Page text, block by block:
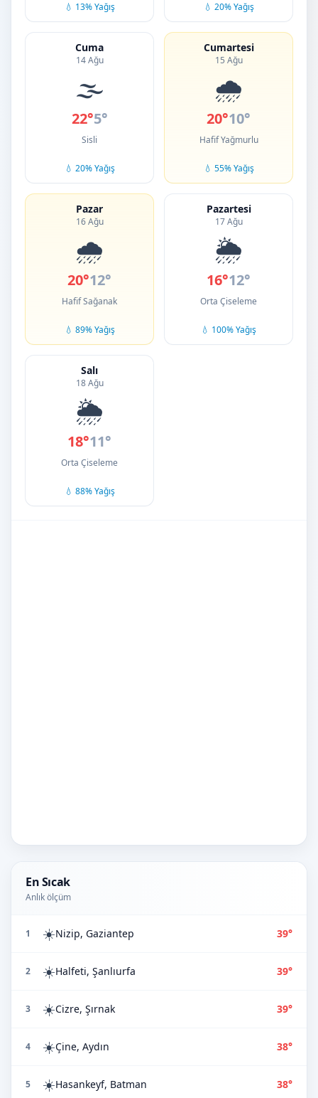
💧 13% Yağış 💧 20% Yağış
Cuma
14 Ağu
🌫️
22°5°
Sisli
💧 20% Yağış
Cumartesi
15 Ağu
🌧️
20°10°
Hafif Yağmurlu
💧 55% Yağış
Pazar
16 Ağu
🌧️
20°12°
Hafif Sağanak
💧 89% Yağış
Pazartesi
17 Ağu
🌦️
16°12°
Orta Çiseleme
💧 100% Yağış
Salı
18 Ağu
🌦️
18°11°
Orta Çiseleme
💧 88% Yağış
En Sıcak
Anlık ölçüm
1 ☀️Nizip, Gaziantep 39°
2 ☀️Halfeti, Şanlıurfa 39°
3 ☀️Cizre, Şırnak 39°
4 ☀️Çine, Aydın 38°
5 ☀️Hasankeyf, Batman 38°